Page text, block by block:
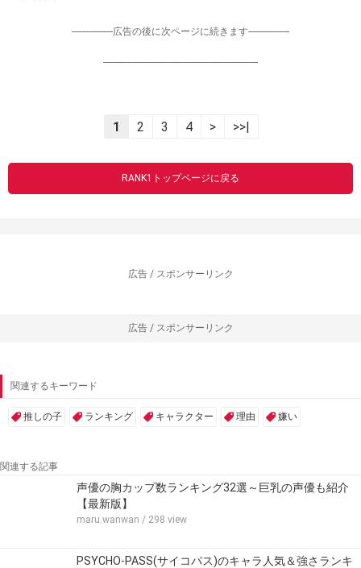
-----------------広告の後に次ページに続きます-----------------
----------------------------------------------------------------
1 2 3 4 > >>|
RANK1トップページに戻る
広告 / スポンサーリンク
広告 / スポンサーリンク
関連するキーワード
推しの子 ランキング キャラクター 理由 嫌い
関連する記事
声優の胸カップ数ランキング32選～巨乳の声優も紹介
【最新版】
maru.wanwan / 298 view
PSYCHO-PASS(サイコパス)のキャラ人気＆強さランキ